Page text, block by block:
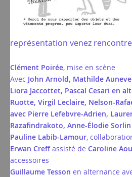
représentation venez
Clément Poirée, mise en scène
Avec John Arnold, Mathilde
Liora Jaccottet, Pascal Cesari en
Ruotte, Virgil Leclaire, Nelson-
avec Pierre Lefebvre-Adrien,
Razafindrakoto, Anne-Élodie Sorlin
Pauline Labib-Lamour,
Erwan Creffassisté de Caroline
accessoires
Guillaume Tesson en alternance